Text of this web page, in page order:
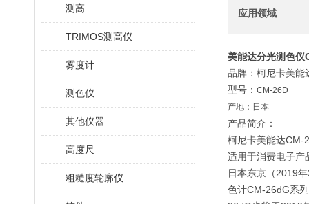
测高
TRIMOS测高仪
雾度计
测色仪
其他仪器
高度尺
粗糙度轮廓仪
应用领域
美能达分光测色
品牌：柯尼卡美能
型号： CM-26D
产地：日本
产品简介：
柯尼卡美能达CM-
适用于消费电子产
日本东京（2019
色计CM-26dG系